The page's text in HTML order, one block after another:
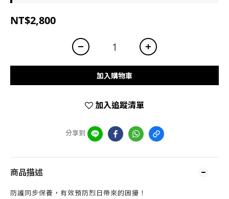
NT$2,800
加入購物車
加入追蹤清單
分享到
商品描述
防護同步保養，有效預防烈日帶來的困擾！